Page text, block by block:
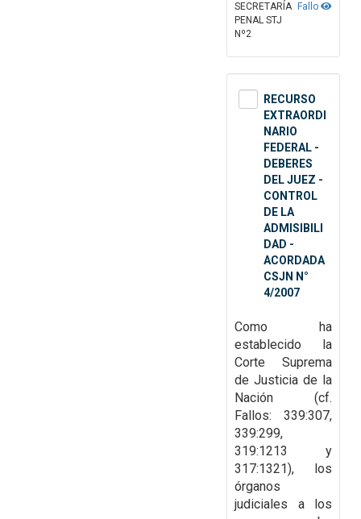
Fallo
SECRETARÍA
PENAL STJ
Nº2
RECURSO
EXTRAORDI
NARIO
FEDERAL -
DEBERES
DEL JUEZ -
CONTROL
DE LA
ADMISIBILI
DAD -
ACORDADA
CSJN N°
4/2007
Como ha
establecido la
Corte Suprema
de Justicia de la
Nación (cf.
Fallos: 339:307,
339:299,
319:1213 y
317:1321), los
órganos
judiciales a los